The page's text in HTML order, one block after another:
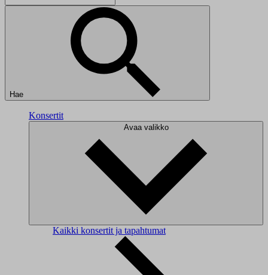
Hae
Konsertit
Avaa valikko
Kaikki konsertit ja tapahtumat